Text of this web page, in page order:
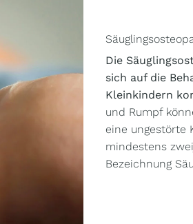
Die
sich auf die
Kleinkindern
und Rumpf
eine ungestörte
mindestens
Bezeichnung